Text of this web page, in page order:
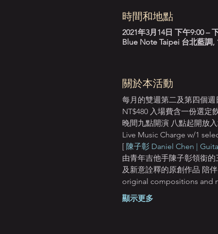
時間和地點
2021年3月14日 下午9:00 –
Blue Note Taipei 台北藍調,
關於本活動
每月的雙週第二及第四個週
NT$480 入場費含一份選定
晚間九點開演 八點起開放
Live Music Charge w/1
[ 陳子彰 Daniel Chen |
由青年吉他手陳子彰領銜的
及新意詮釋的原創作品 陪
original compositions and
顯示更多